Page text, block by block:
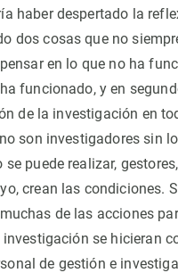
haber despertado la
dos cosas que no
en lo que no ha
funcionado, y en
de la investigación en
son investigadores sin
puede realizar,
crean las condiciones.
de las acciones
se hicieran
de gestión e